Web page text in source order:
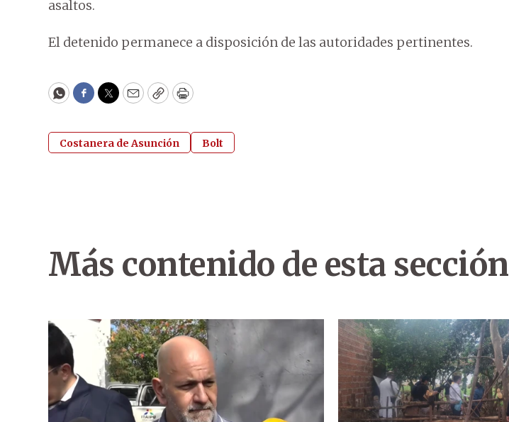
asaltos.
El detenido permanece a disposición de las autoridades pertinentes.
WhatsApp
Facebook
Twitter
EmailCopyPrint
Costanera de Asunción Bolt
Más contenido de esta sección